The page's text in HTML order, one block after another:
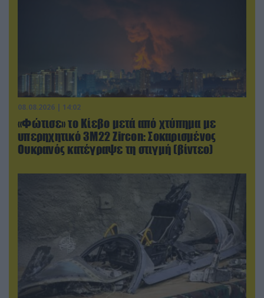
08.08.2026 | 14:02
«Φώτισε» το Κίεβο μετά από χτύπημα με
υπερηχητικό 3M22 Zircon: Σοκαρισμένος
Ουκρανός κατέγραψε τη στιγμή (βίντεο)